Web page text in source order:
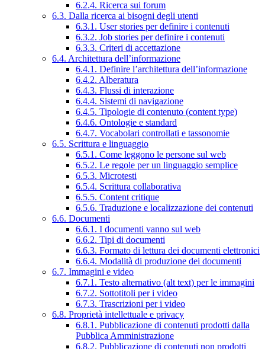
6.2.4. Ricerca sui forum
6.3. Dalla ricerca ai bisogni degli utenti
6.3.1. User stories per definire i contenuti
6.3.2. Job stories per definire i contenuti
6.3.3. Criteri di accettazione
6.4. Architettura dell’informazione
6.4.1. Definire l’architettura dell’informazione
6.4.2. Alberatura
6.4.3. Flussi di interazione
6.4.4. Sistemi di navigazione
6.4.5. Tipologie di contenuto (content type)
6.4.6. Ontologie e standard
6.4.7. Vocabolari controllati e tassonomie
6.5. Scrittura e linguaggio
6.5.1. Come leggono le persone sul web
6.5.2. Le regole per un linguaggio semplice
6.5.3. Microtesti
6.5.4. Scrittura collaborativa
6.5.5. Content critique
6.5.6. Traduzione e localizzazione dei contenuti
6.6. Documenti
6.6.1. I documenti vanno sul web
6.6.2. Tipi di documenti
6.6.3. Formato di lettura dei documenti elettronici
6.6.4. Modalità di produzione dei documenti
6.7. Immagini e video
6.7.1. Testo alternativo (alt text) per le immagini
6.7.2. Sottotitoli per i video
6.7.3. Trascrizioni per i video
6.8. Proprietà intellettuale e privacy
6.8.1. Pubblicazione di contenuti prodotti dalla
Pubblica Amministrazione
6.8.2. Pubblicazione di contenuti non prodotti